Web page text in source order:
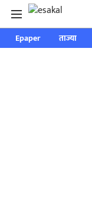
Epaper ताज्या